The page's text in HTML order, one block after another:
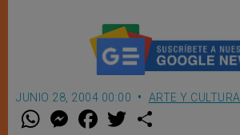
JUNIO 28, 2004 00:00 ARTE Y CULTURA
W M
e
F
a w